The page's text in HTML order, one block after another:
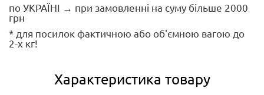
по УКРАЇНІ → при замовленні на суму більше 2000
грн
* для посилок фактичною або об'ємною вагою до
2-х кг!
Характеристика товару